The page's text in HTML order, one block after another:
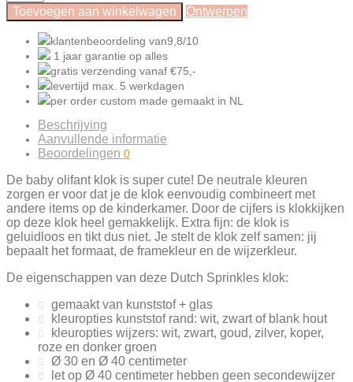
Toevoegen aan winkelwagen Ontwerpen
klantenbeoordeling van9,8/10
1 jaar garantie op alles
gratis verzending vanaf €75,-
levertijd max. 5 werkdagen
per order custom made gemaakt in NL
Beschrijving
Aanvullende informatie
Beoordelingen 0
De baby olifant klok is super cute! De neutrale kleuren
zorgen er voor dat je de klok eenvoudig combineert met
andere items op de kinderkamer. Door de cijfers is klokkijken
op deze klok heel gemakkelijk. Extra fijn: de klok is
geluidloos en tikt dus niet. Je stelt de klok zelf samen: jij
bepaalt het formaat, de framekleur en de wijzerkleur.
De eigenschappen van deze Dutch Sprinkles klok:
gemaakt van kunststof + glas
kleuropties kunststof rand: wit, zwart of blank hout
kleuropties wijzers: wit, zwart, goud, zilver, koper,
roze en donker groen
Ø 30 en Ø 40 centimeter
let op Ø 40 centimeter hebben geen secondewijzer